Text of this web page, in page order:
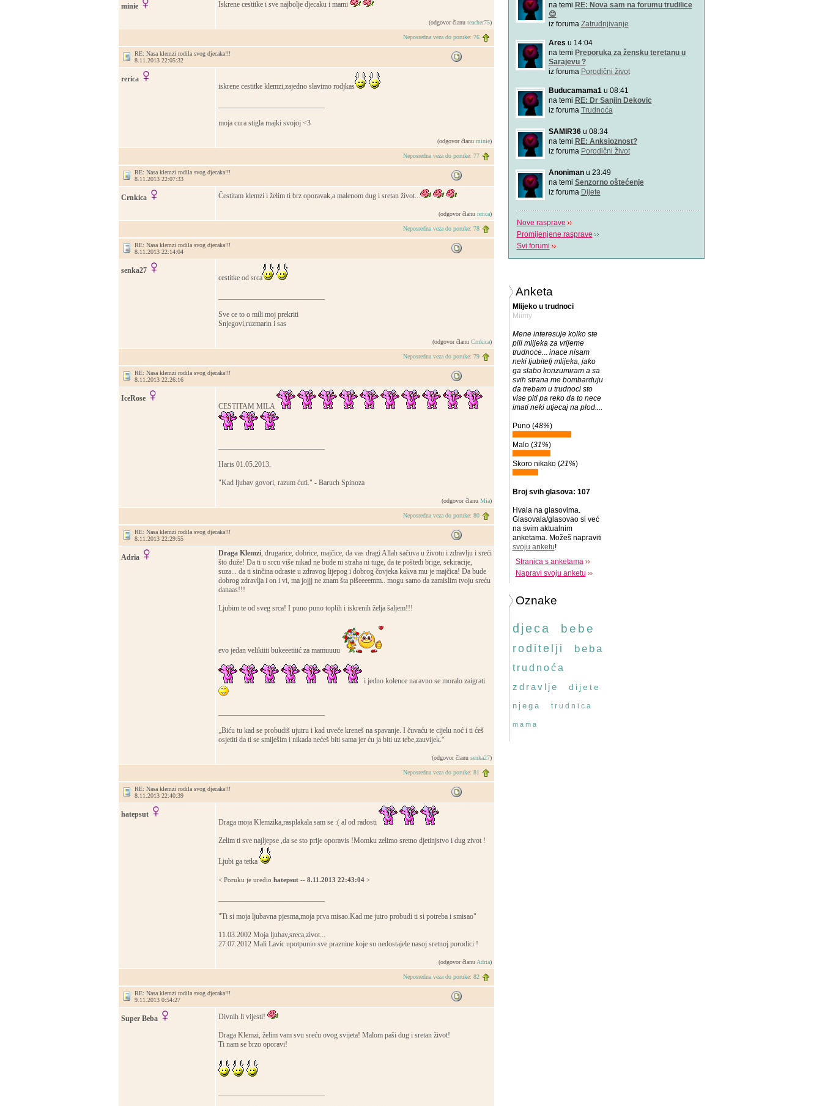
minie Iskrene cestitke i sve najbolje djecaku i mami
(odgovor članu teacher75)
Neposredna veza do poruke: 76
RE: Nasa klemzi rodila svog djecaka!!!
8.11.2013 22:05:32
rerica
iskrene cestitke klemzi,zajedno slavimo rodjkas
moja cura stigla majki svojoj <3
(odgovor članu minie)
Neposredna veza do poruke: 77
RE: Nasa klemzi rodila svog djecaka!!!
8.11.2013 22:07:33
Crnkica Čestitam klemzi i želim ti brz oporavak,a malenom dug i sretan život...
(odgovor članu rerica)
Neposredna veza do poruke: 78
RE: Nasa klemzi rodila svog djecaka!!!
8.11.2013 22:14:04
senka27
cestitke od srca
Sve ce to o mili moj prekriti
Snjegovi,ruzmarin i sas
(odgovor članu Crnkica)
Neposredna veza do poruke: 79
RE: Nasa klemzi rodila svog djecaka!!!
8.11.2013 22:26:16
IceRose
CESTITAM MILA
Haris 01.05.2013.
"Kad ljubav govori, razum ćuti." - Baruch Spinoza
(odgovor članu Mia)
Neposredna veza do poruke: 80
RE: Nasa klemzi rodila svog djecaka!!!
8.11.2013 22:29:55
Adria Draga Klemzi, drugarice, dobrice, majčice, da vas dragi Allah sačuva u životu i zdravlju i sreći
što duže! Da ti u srcu više nikad ne bude ni straha ni tuge, da te poštedi brige, sekiracije,
suza... da ti sinčina odraste u zdravog lijepog i dobrog čovjeka kakva mu je majčica! Da bude
dobrog zdravlja i on i vi, ma jojjj ne znam šta pišeeeemm.. mogu samo da zamislim tvoju sreću
danaas!!!
Ljubim te od sveg srca! I puno puno toplih i iskrenih želja šaljem!!!
evo jedan velikiiii bukeeetiiić za mamuuuu
i jedno kolence naravno se moralo zaigrati
„Biću tu kad se probudiš ujutru i kad uveče kreneš na spavanje. I čuvaću te cijelu noć i ti ćeš
osjetiti da ti se smiješim i nikada nećeš biti sama jer ću ja biti uz tebe,zauvijek.“
(odgovor članu senka27)
Neposredna veza do poruke: 81
RE: Nasa klemzi rodila svog djecaka!!!
8.11.2013 22:40:39
hatepsut
Draga moja Klemzika,rasplakala sam se :( al od radosti
Zelim ti sve najljepse ,da se sto prije oporavis !Momku zelimo sretno djetinjstvo i dug zivot !
Ljubi ga tetka
< Poruku je uredio hatepsut-- 8.11.2013 22:43:04 >
"Ti si moja ljubavna pjesma,moja prva misao.Kad me jutro probudi ti si potreba i smisao"
11.03.2002 Moja ljubav,sreca,zivot...
27.07.2012 Mali Lavic upotpunio sve praznine koje su nedostajele nasoj sretnoj porodici !
(odgovor članu Adria)
Neposredna veza do poruke: 82
RE: Nasa klemzi rodila svog djecaka!!!
9.11.2013 0:54:27
Super Beba Divnih li vijesti!
Draga Klemzi, želim vam svu sreću ovog svijeta! Malom paši dug i sretan život!
Ti nam se brzo oporavi!
na temi RE: Nova sam na forumu trudilice
😊
iz foruma Zatrudnjivanje
Ares u 14:04
na temi Preporuka za žensku teretanu u
Sarajevu ?
iz foruma Porodični život
Buducamama1u 08:41
na temi RE: Dr Sanjin Dekovic
iz foruma Trudnoća
SAMIR36u 08:34
na temi RE: Anksioznost?
iz foruma Porodični život
Anonimanu 23:49
na temi Senzorno oštećenje
iz foruma Dijete
Nove rasprave
Promijenjene rasprave
Svi forumi
Anketa
Mlijeko u trudnoci
Miimy
Mene interesuje kolko ste
pili mlijeka za vrijeme
trudnoce... inace nisam
neki ljubitelj mlijeka, jako
ga slabo konzumiram a sa
svih strana me bombarduju
da trebam u trudnoci sto
vise piti pa reko da to nece
imati neki utjecaj na plod....
Puno (48%)
Malo (31%)
Skoro nikako (21%)
Broj svih glasova: 107
Hvala na glasovima.
Glasovala/glasovao si već
na svim aktualnim
anketama. Možeš napraviti
svoju anketu!
Stranica s anketama
Napravi svoju anketu
Oznake
djeca bebe
roditelji beba
trudnoća
zdravlje
dijete
njega trudnica
mama